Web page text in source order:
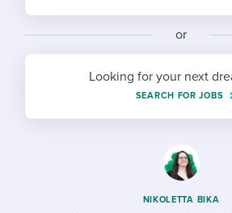
Candidate/
or
Looking for your next
SEARCH FOR JOBS
NIKOLETTA BIKA